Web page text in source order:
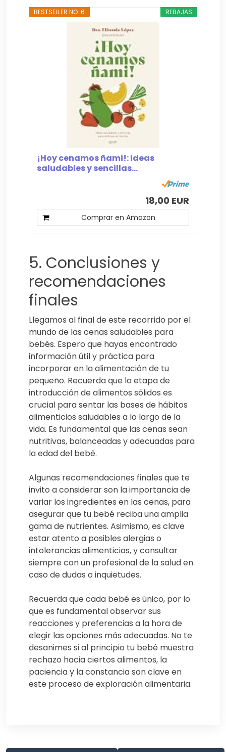
REBAJAS
BESTSELLER NO. 6
¡Hoy cenamos ñami!: Ideas
saludables y sencillas...
18,00 EUR
Comprar en Amazon
5. Conclusiones y
recomendaciones
finales
Llegamos al final de este recorrido por el
mundo de las cenas saludables para
bebés. Espero que hayas encontrado
información útil y práctica para
incorporar en la alimentación de tu
pequeño. Recuerda que la etapa de
introducción de alimentos sólidos es
crucial para sentar las bases de hábitos
alimenticios saludables a lo largo de la
vida. Es fundamental que las cenas sean
nutritivas, balanceadas y adecuadas para
la edad del bebé.
Algunas recomendaciones finales que te
invito a considerar son la importancia de
variar los ingredientes en las cenas, para
asegurar que tu bebé reciba una amplia
gama de nutrientes. Asimismo, es clave
estar atento a posibles alergias o
intolerancias alimenticias, y consultar
siempre con un profesional de la salud en
caso de dudas o inquietudes.
Recuerda que cada bebé es único, por lo
que es fundamental observar sus
reacciones y preferencias a la hora de
elegir las opciones más adecuadas. No te
desanimes si al principio tu bebé muestra
rechazo hacia ciertos alimentos, la
paciencia y la constancia son clave en
este proceso de exploración alimentaria.